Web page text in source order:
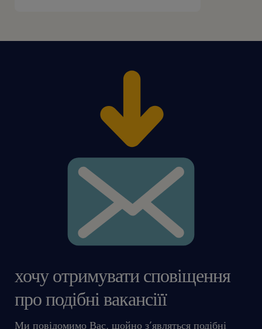
хочу отримувати сповіщення
про подібні вакансіїї
Ми повідомимо Вас, щойно з’являться подібні